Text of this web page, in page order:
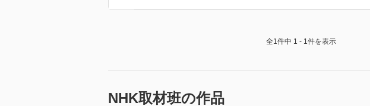
全1件中 1 - 1件を表示
NHK取材班の作品